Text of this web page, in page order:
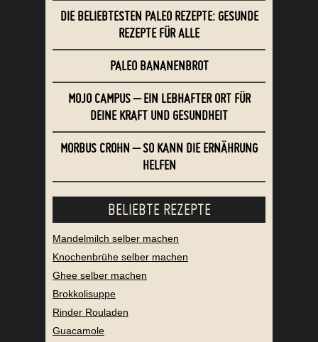
DIE BELIEBTESTEN PALEO REZEPTE: GESUNDE
REZEPTE FÜR ALLE
PALEO BANANENBROT
MOJO CAMPUS – EIN LEBHAFTER ORT FÜR
DEINE KRAFT UND GESUNDHEIT
MORBUS CROHN – SO KANN DIE ERNÄHRUNG
HELFEN
BELIEBTE REZEPTE
Mandelmilch selber machen
Knochenbrühe selber machen
Ghee selber machen
Brokkolisuppe
Rinder Rouladen
Guacamole